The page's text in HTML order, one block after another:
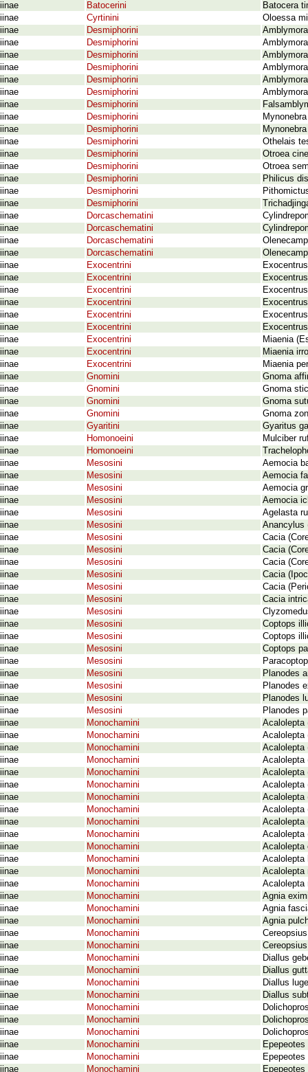
Batocerini
Batocera
Cyrtinini
Oloessa
Desmiphorini
Desmiphorini
Desmiphorini
Desmiphorini
Desmiphorini
Desmiphorini
Desmiphorini
Desmiphorini
Desmiphorini
Desmiphorini
Othelais
Desmiphorini
Otroea
Desmiphorini
Otroea
Desmiphorini
Philicus
Desmiphorini
Desmiphorini
Dorcaschematini
Dorcaschematini
Dorcaschematini
Dorcaschematini
Exocentrini
Exocentrini
Exocentrini
Exocentrini
Exocentrini
Exocentrini
Exocentrini
Miaenia
Exocentrini
Miaenia
Exocentrini
Miaenia
Gnomini
Gnoma
Gnomini
Gnoma
Gnomini
Gnoma
Gnomini
Gnoma
Gyaritini
Gyaritus
Homonoeini
Mulciber
Homonoeini
Mesosini
Aemocia
Mesosini
Aemocia
Mesosini
Aemocia
Mesosini
Aemocia
Mesosini
Agelasta
Mesosini
Anancylus
Mesosini
Cacia
Mesosini
Cacia
Mesosini
Cacia
Mesosini
Cacia
Mesosini
Cacia
Mesosini
Cacia
Mesosini
Mesosini
Coptops
Mesosini
Coptops
Mesosini
Coptops
Mesosini
Mesosini
Planodes
Mesosini
Planodes
Mesosini
Planodes
Mesosini
Planodes
Monochamini
Acalolepta
Monochamini
Acalolepta
Monochamini
Acalolepta
Monochamini
Acalolepta
Monochamini
Acalolepta
Monochamini
Acalolepta
Monochamini
Acalolepta
Monochamini
Acalolepta
Monochamini
Acalolepta
Monochamini
Acalolepta
Monochamini
Acalolepta
Monochamini
Acalolepta
Monochamini
Acalolepta
Monochamini
Acalolepta
Monochamini
Agnia
Monochamini
Agnia
Monochamini
Agnia
Monochamini
Monochamini
Monochamini
Diallus
Monochamini
Diallus
Monochamini
Diallus
Monochamini
Diallus
Monochamini
Monochamini
Monochamini
Monochamini
Monochamini
Monochamini